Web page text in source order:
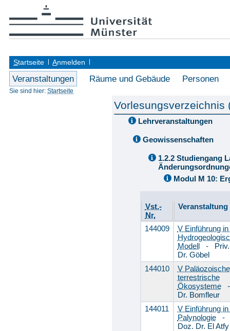
Startseite Anmelden
Veranstaltungen Räume und Gebäude Personen
Sie sind hier: Startseite
Vorlesungsverzeichnis
Lehrveranstaltungen
Geowissenschaften
1.2.2 Studiengang
Modul M 10:
Vst.-
Nr.
Veranstaltung
144009
V Einführung
Modell-
Dr. Göbel
144010
V Paläozoische
terrestrische
Ökosysteme
Dr. Bomfleur
144011
V Einführung in
Palynologie
Doz. Dr. El Atfy